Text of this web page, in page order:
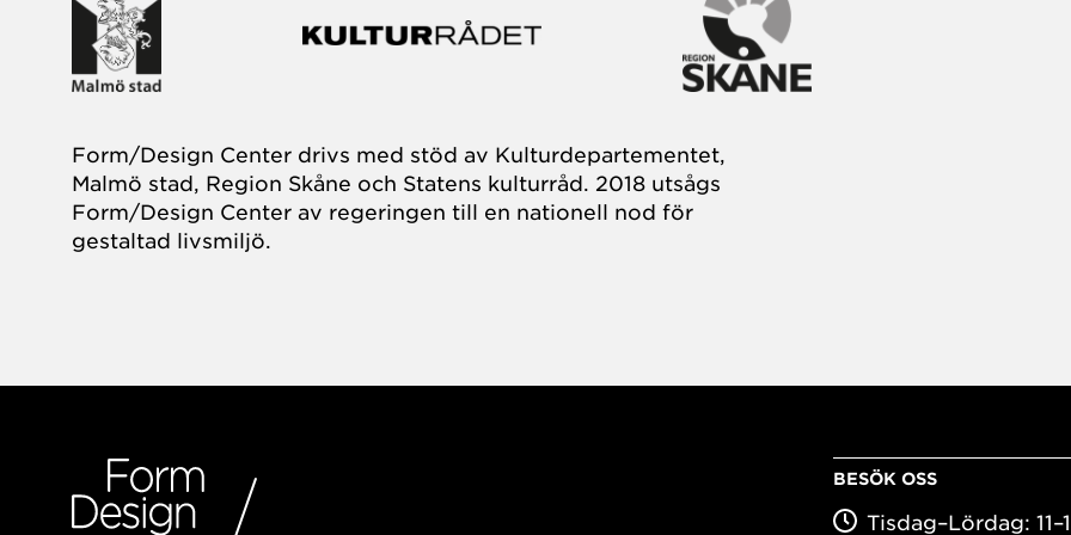
Form/Design Center drivs med stöd av Kulturdepartementet,
Malmö stad, Region Skåne och Statens kulturråd. 2018 utsågs
Form/Design Center av regeringen till en nationell nod för
gestaltad livsmiljö.
BESÖK OSS
Tisdag–Lördag: